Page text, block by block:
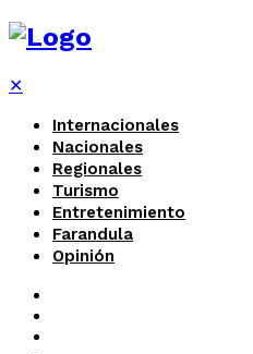
✕
Internacionales
Nacionales
Regionales
Turismo
Entretenimiento
Farandula
Opinión